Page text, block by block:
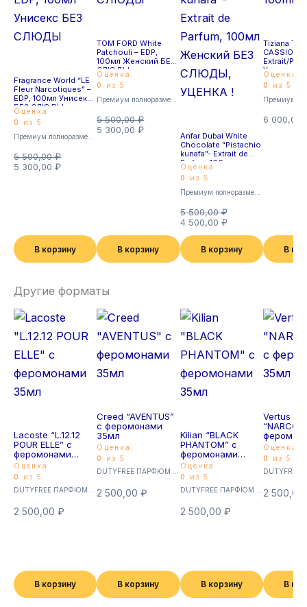
Fragrance World “LE
Fleur Narcotiques” –
EDP, 100мл Унисекс
БЕЗ СЛЮДЫ
Оценка
0
из 5
5 500,00₽
5 300,00 ₽
В корзину
TOM FORD White
Patchouli – EDP,
100мл Женский БЕЗ
СЛЮДЫ
Оценка
0
из 5
5 500,00₽
5 300,00₽
В корзину
Премиум полноразмерные
Anfar Dubai White
Chocolate “Pistachio
kunafa”- Extrait de
Parfum, 100мл
Женский БЕЗ
СЛЮДЫ, УЦЕНКА !
Оценка
0
из 5
5 500,00₽
4 500,00 ₽
В корзину
Tiziana
Extrait/
Унисекс
Оценка
0
из 5
6 000,00
В
Другие форматы
Lacoste “L.12.12
POUR ELLE” с
феромонами
35мл
Оценка
0
из 5
2 500,00 ₽
В корзину
Creed “AVENTUS”
с феромонами
35мл
Оценка
0
из 5
2 500,00₽
В корзину
Kilian “BLACK
PHANTOM” с
феромонами
35мл
Оценка
0
из 5
2 500,00 ₽
В корзину
Vertus
35мл
Оценка
0
из 5
2 500,00
В